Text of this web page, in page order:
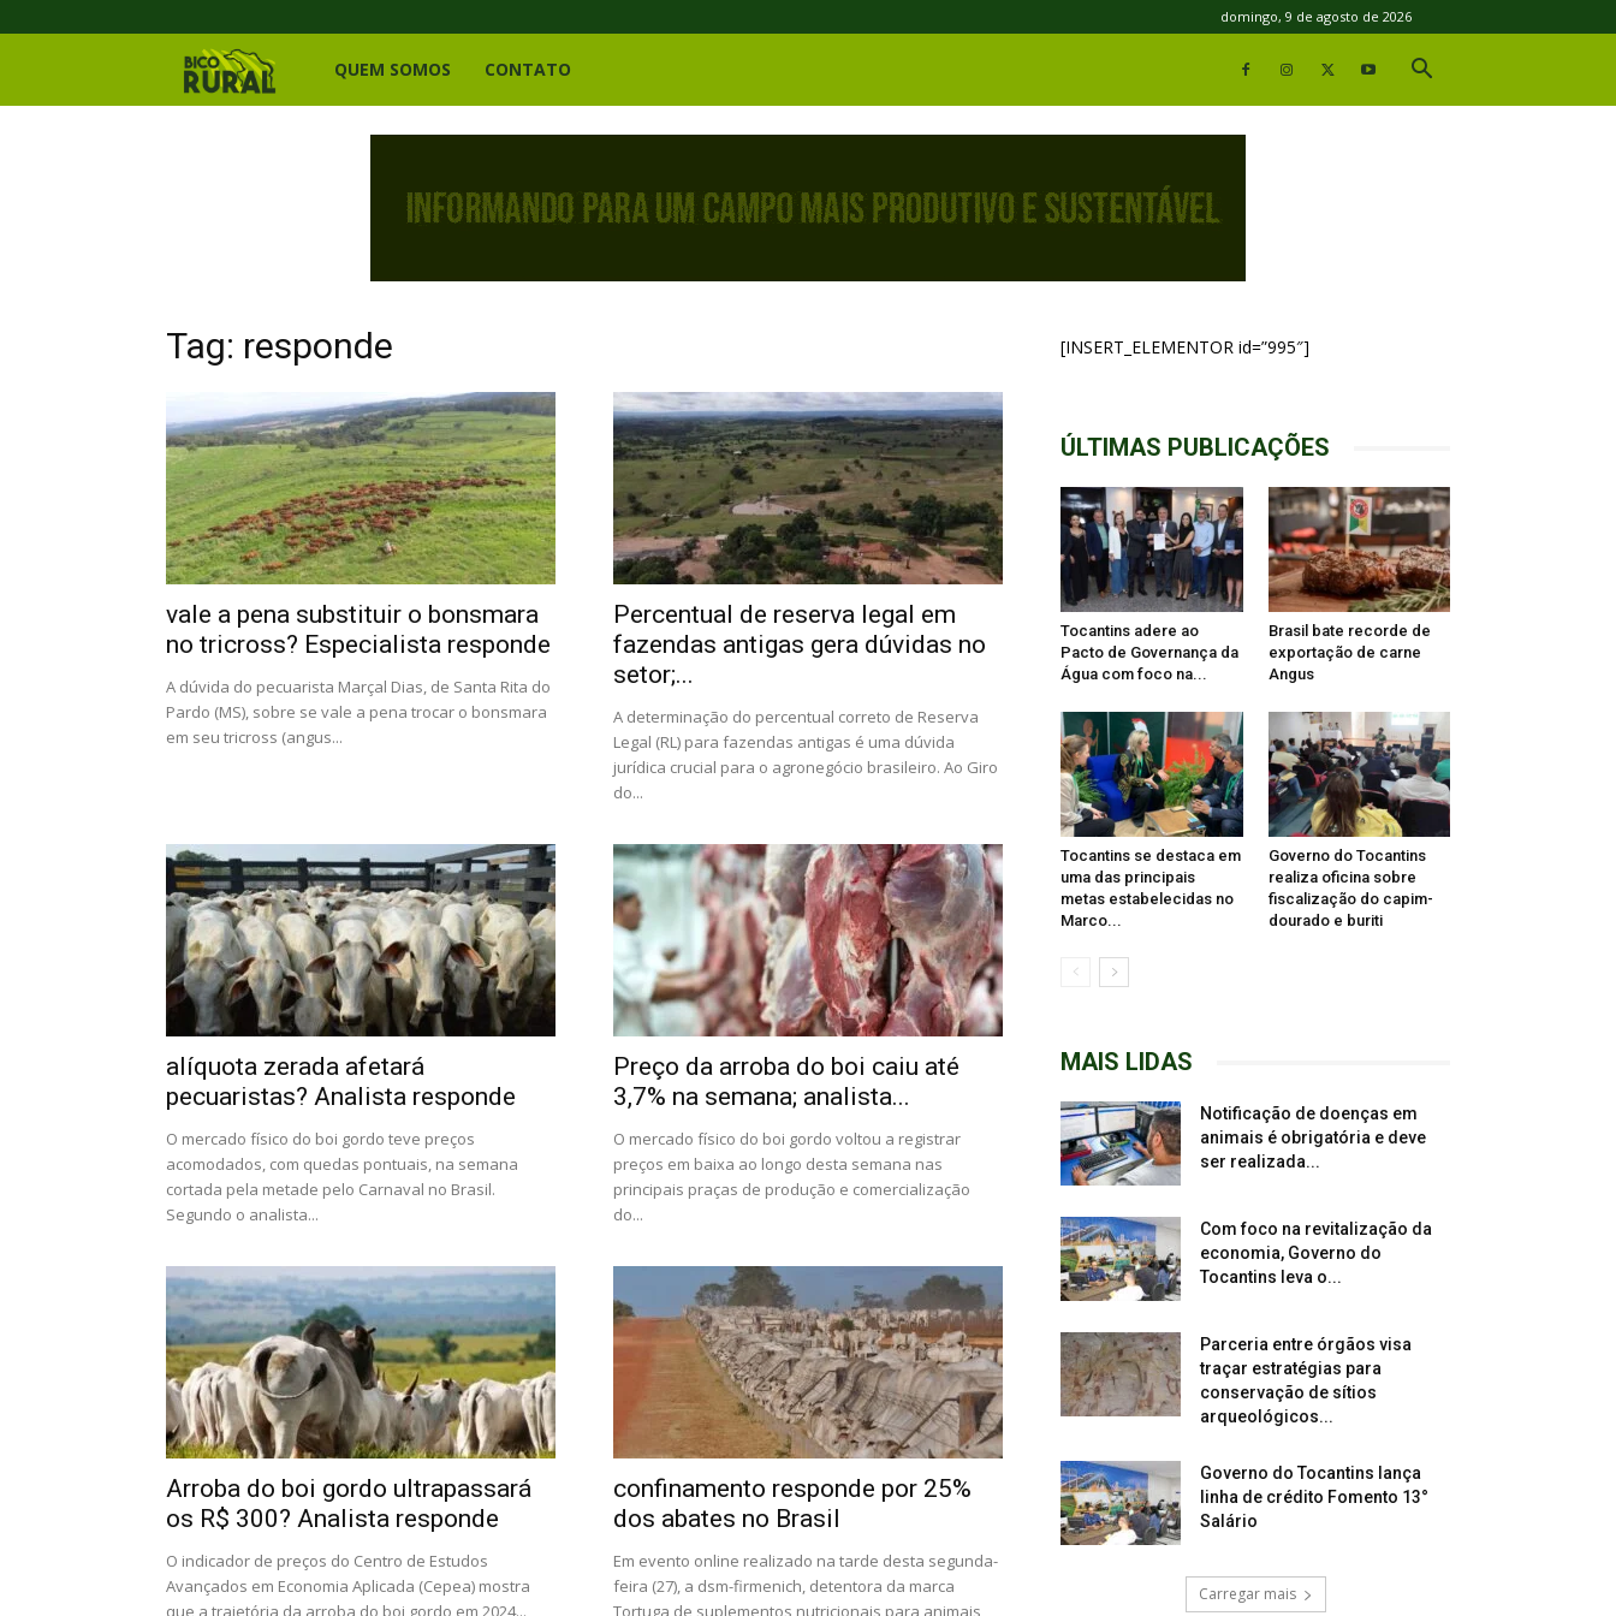
domingo, 9 de agosto de 2026
Bico
QUEM SOMOS CONTATO
Tag: responde
vale a pena substituir o bonsmara
no tricross? Especialista responde
A dúvida do pecuarista Marçal Dias, de Santa Rita do
Pardo (MS), sobre se vale a pena trocar o bonsmara
em seu tricross (angus...
Percentual de reserva legal em
fazendas antigas gera dúvidas no
setor;...
A determinação do percentual correto de Reserva
Legal (RL) para fazendas antigas é uma dúvida
jurídica crucial para o agronegócio brasileiro. Ao Giro
do...
alíquota zerada afetará
pecuaristas? Analista responde
O mercado físico do boi gordo teve preços
acomodados, com quedas pontuais, na semana
cortada pela metade pelo Carnaval no Brasil.
Segundo o analista...
Preço da arroba do boi caiu até
3,7% na semana; analista...
O mercado físico do boi gordo voltou a registrar
preços em baixa ao longo desta semana nas
principais praças de produção e comercialização
do...
Arroba do boi gordo ultrapassará
os R$ 300? Analista responde
O indicador de preços do Centro de Estudos
Avançados em Economia Aplicada (Cepea) mostra
que a trajetória da arroba do boi gordo em 2024...
confinamento responde por 25%
dos abates no Brasil
Em evento online realizado na tarde desta segunda-
feira (27), a dsm-firmenich, detentora da marca
Tortuga de suplementos nutricionais para animais,
[INSERT_ELEMENTOR id=”995″]
ÚLTIMAS PUBLICAÇÕES
Tocantins adere ao
Pacto de Governança da
Água com foco na...
Brasil bate recorde de
exportação de carne
Angus
Tocantins se destaca em
uma das principais
metas estabelecidas no
Marco...
Governo do Tocantins
realiza oficina sobre
fiscalização do capim-
dourado e buriti
MAIS LIDAS
Notificação de doenças em
animais é obrigatória e deve
ser realizada...
Com foco na revitalização da
economia, Governo do
Tocantins leva o...
Parceria entre órgãos visa
traçar estratégias para
conservação de sítios
arqueológicos...
Governo do Tocantins lança
linha de crédito Fomento 13°
Salário
Carregar mais